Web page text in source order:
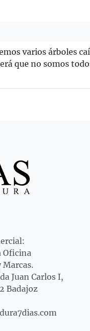
varios árboles
que no somos
Oficina
Marcas.
Juan Carlos I,
Badajoz